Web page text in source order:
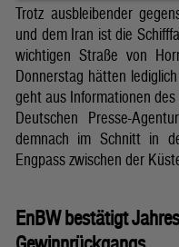
Trotz ausbleibender
und dem Iran ist die
wichtigen Straße von
Donnerstag hätten
geht aus Informationen
Deutschen Presse-
demnach im Schnitt in
Engpass zwischen der
EnBW bestätigt